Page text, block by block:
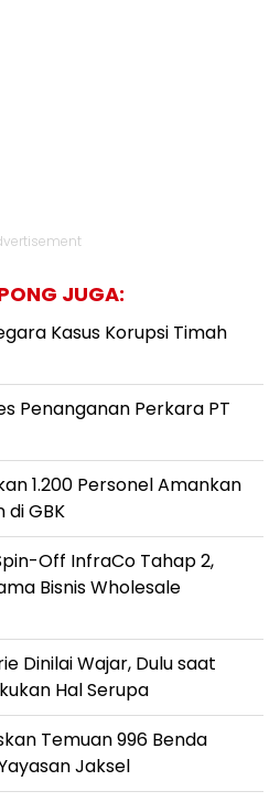
JUGA:
Kasus Korupsi Timah
Penanganan Perkara PT
1.200 Personel Amankan
di GBK
Off InfraCo Tahap 2,
Bisnis Wholesale
Dinilai Wajar, Dulu saat
Hal Serupa
Temuan 996 Benda
Jaksel